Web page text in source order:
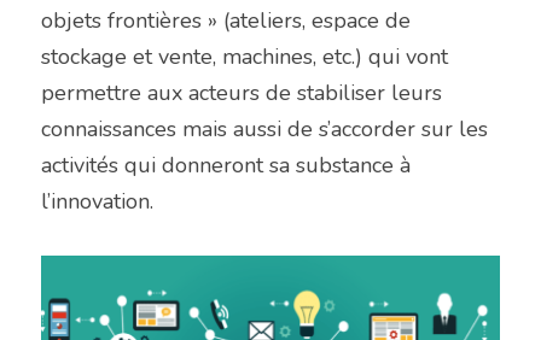
objets frontières » (ateliers, espace de
stockage et vente, machines, etc.) qui vont
permettre aux acteurs de stabiliser leurs
connaissances mais aussi de s’accorder sur les
activités qui donneront sa substance à
l’innovation.